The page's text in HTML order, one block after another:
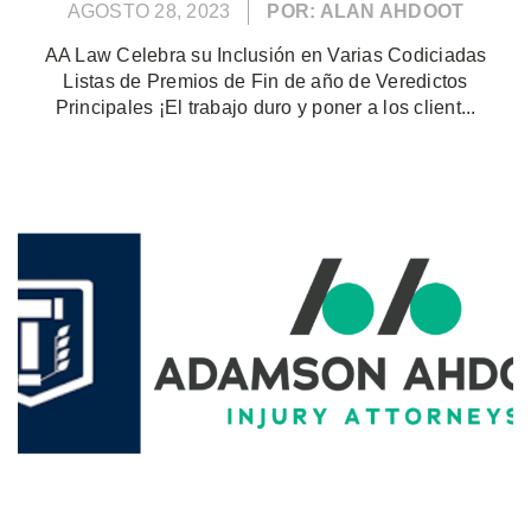
AGOSTO 28, 2023 POR: ALAN AHDOOT
AA Law Celebra su Inclusión en Varias Codiciadas
Listas de Premios de Fin de año de Veredictos
Principales ¡El trabajo duro y poner a los client...